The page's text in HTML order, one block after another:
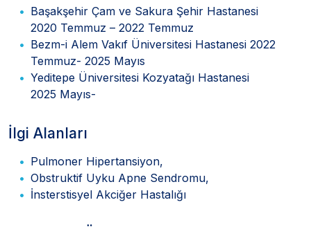
Başakşehir Çam ve Sakura Şehir Hastanesi
2020 Temmuz – 2022 Temmuz
Bezm-i Alem Vakıf Üniversitesi Hastanesi 2022
Temmuz- 2025 Mayıs
Yeditepe Üniversitesi Kozyatağı Hastanesi
2025 Mayıs-
İlgi Alanları
Pulmoner Hipertansiyon,
Obstruktif Uyku Apne Sendromu,
İnsterstisyel Akciğer Hastalığı